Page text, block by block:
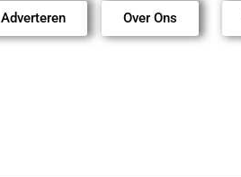
Adverteren Over Ons